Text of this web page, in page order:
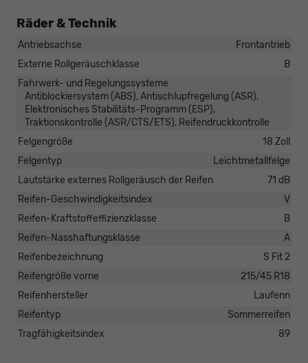
Räder & Technik
Antriebsachse
Frontantrieb
Externe Rollgeräuschklasse
B
Fahrwerk- und Regelungssysteme
Antiblockiersystem (ABS), Antischlupfregelung (ASR),
Elektronisches Stabilitäts-Programm (ESP),
Traktionskontrolle (ASR/CTS/ETS), Reifendruckkontrolle
Felgengröße
18 Zoll
Felgentyp
Leichtmetallfelge
Lautstärke externes Rollgeräusch der Reifen
71 dB
Reifen-Geschwindigkeitsindex
V
Reifen-Kraftstoffeffizienzklasse
B
Reifen-Nasshaftungsklasse
A
Reifenbezeichnung
S Fit 2
Reifengröße vorne
215/45 R18
Reifenhersteller
Laufenn
Reifentyp
Sommerreifen
Tragfähigkeitsindex
89